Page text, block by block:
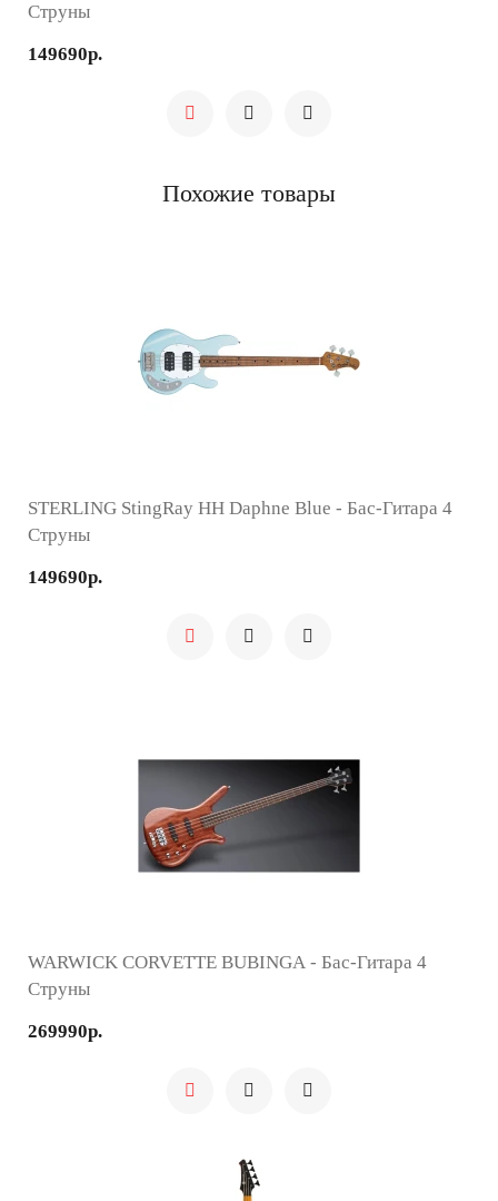
Струны
149690р.
Похожие товары
STERLING StingRay HH Daphne Blue - Бас-Гитара 4
Струны
149690р.
WARWICK CORVETTE BUBINGA - Бас-Гитара 4
Струны
269990р.